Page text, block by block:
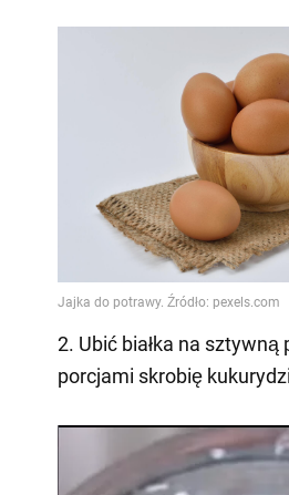
2. Ubić białka na sztywną
porcjami skrobię